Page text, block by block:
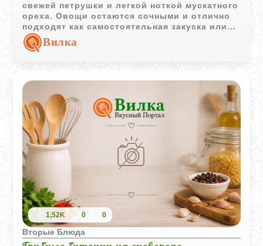
свежей петрушки и легкой ноткой мускатного
ореха. Овощи остаются сочными и отлично
подходят как самостоятельная закуска или
гарнир.Вилка
1,52K 0 0
Вторые Блюда